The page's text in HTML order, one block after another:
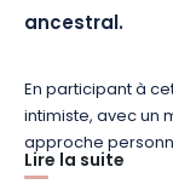
ancestral.
En participant à
intimiste, avec un
approche
enrichissante, où
Lire la suite